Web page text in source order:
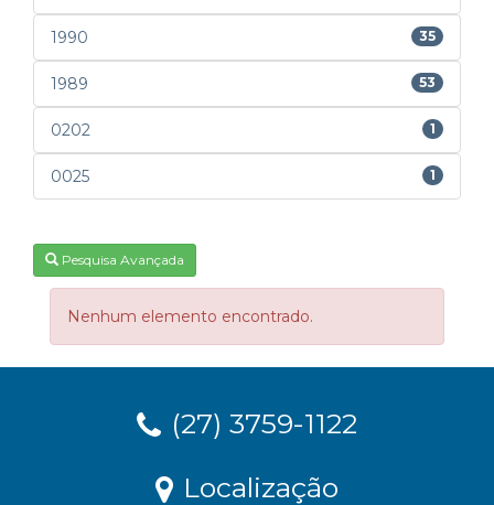
1990 35
1989 53
0202 1
0025 1
Pesquisa Avançada
Nenhum elemento encontrado.
(27) 3759-1122
Localização